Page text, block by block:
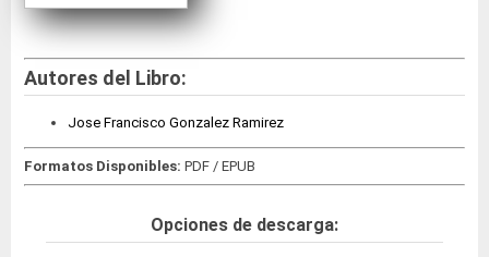
Autores del Libro:
Jose Francisco Gonzalez Ramirez
Formatos Disponibles: PDF / EPUB
Opciones de descarga: